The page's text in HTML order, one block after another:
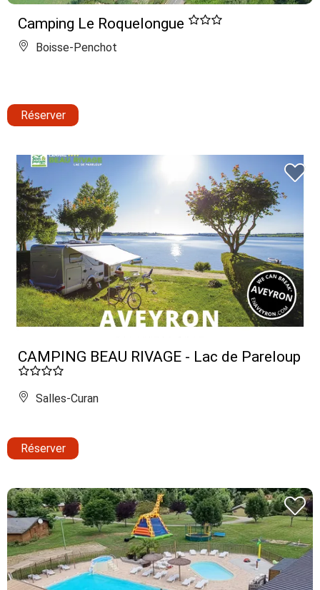
Camping Le Roquelongue
Boisse-Penchot
Réserver
CAMPING BEAU RIVAGE - Lac de Pareloup
Salles-Curan
Réserver